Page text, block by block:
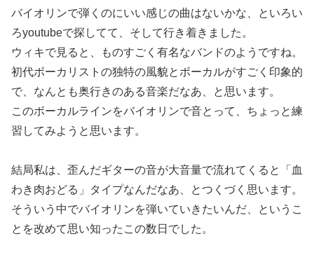
バイオリンで弾くのにいい感じの曲はないかな、といろい
ろyoutubeで探してて、そして行き着きました。
ウィキで見ると、ものすごく有名なバンドのようですね。
初代ボーカリストの独特の風貌とボーカルがすごく印象的
で、なんとも奥行きのある音楽だなあ、と思います。
このボーカルラインをバイオリンで音とって、ちょっと練
習してみようと思います。
結局私は、歪んだギターの音が大音量で流れてくると「血
わき肉おどる」タイプなんだなあ、とつくづく思います。
そういう中でバイオリンを弾いていきたいんだ、というこ
とを改めて思い知ったこの数日でした。